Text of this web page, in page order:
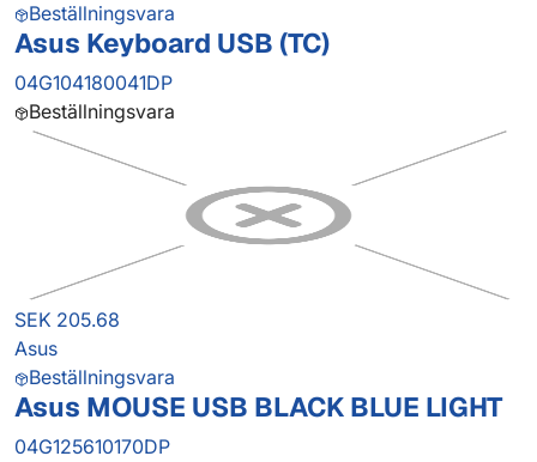
Beställningsvara
Asus Keyboard USB (TC)
04G104180041DP
Beställningsvara
SEK 205.68
Asus
Beställningsvara
Asus MOUSE USB BLACK BLUE LIGHT
04G125610170DP